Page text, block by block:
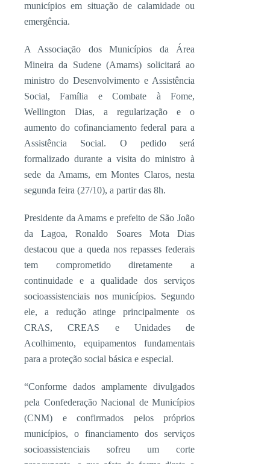
municípios em situação de calamidade ou
emergência.
A Associação dos Municípios da Área
Mineira da Sudene (Amams) solicitará ao
ministro do Desenvolvimento e Assistência
Social, Família e Combate à Fome,
Wellington Dias, a regularização e o
aumento do cofinanciamento federal para a
Assistência Social. O pedido será
formalizado durante a visita do ministro à
sede da Amams, em Montes Claros, nesta
segunda feira (27/10), a partir das 8h.
Presidente da Amams e prefeito de São João
da Lagoa, Ronaldo Soares Mota Dias
destacou que a queda nos repasses federais
tem comprometido diretamente a
continuidade e a qualidade dos serviços
socioassistenciais nos municípios. Segundo
ele, a redução atinge principalmente os
CRAS, CREAS e Unidades de
Acolhimento, equipamentos fundamentais
para a proteção social básica e especial.
“Conforme dados amplamente divulgados
pela Confederação Nacional de Municípios
(CNM) e confirmados pelos próprios
municípios, o financiamento dos serviços
socioassistenciais sofreu um corte